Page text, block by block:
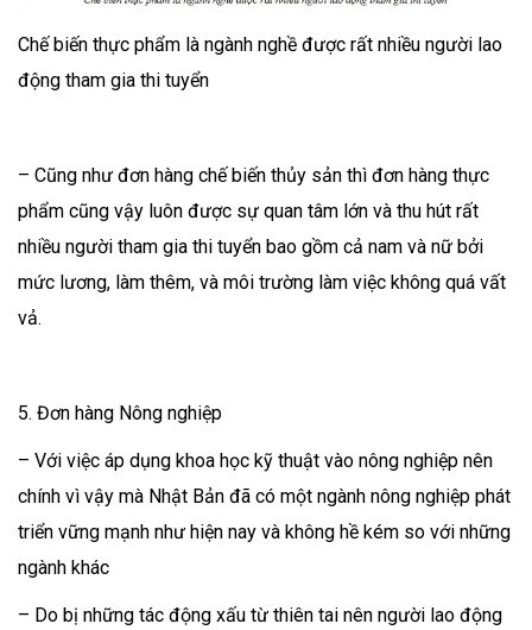
Chế biến thực phẩm là ngành nghề được rất nhiều người lao
động tham gia thi tuyển
– Cũng như đơn hàng chế biến thủy sản thì đơn hàng thực
phẩm cũng vậy luôn được sự quan tâm lớn và thu hút rất
nhiều người tham gia thi tuyển bao gồm cả nam và nữ bởi
mức lương, làm thêm, và môi trường làm việc không quá vất
vả.
5. Đơn hàng Nông nghiệp
– Với việc áp dụng khoa học kỹ thuật vào nông nghiệp nên
chính vì vậy mà Nhật Bản đã có một ngành nông nghiệp phát
triển vững mạnh như hiện nay và không hề kém so với những
ngành khác
– Do bị những tác động xấu từ thiên tai nên người lao động